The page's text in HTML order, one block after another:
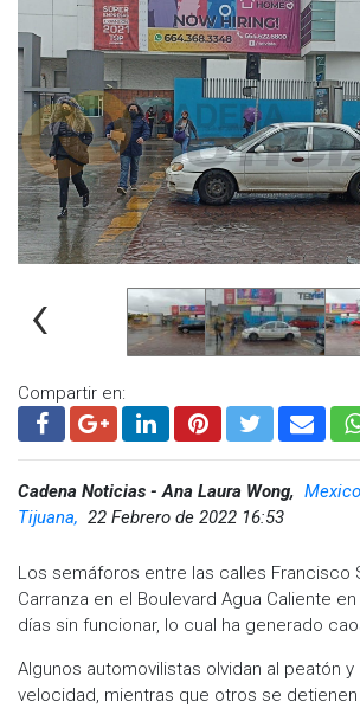
‹
Compartir en:
Cadena Noticias - Ana Laura Wong,
Tijuana, 22 Febrero de 2022 16:53
Los semáforos entre las calles Francisco
Carranza en el Boulevard Agua Caliente
días sin funcionar, lo cual ha generado
Algunos automovilistas olvidan al peatón y
velocidad, mientras que otros se